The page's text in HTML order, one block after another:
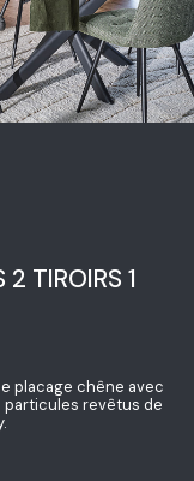
TIROIRS 1
placage chêne avec
particules revêtus de